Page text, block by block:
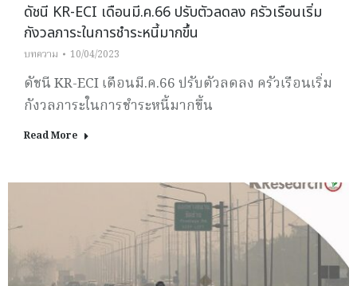
ดัชนี KR-ECI เดือนมี.ค.66 ปรับตัวลดลง ครัวเรือนเริ่ม
กังวลภาระในการชำระหนี้มากขึ้น
บทความ 10/04/2023
ดัชนี KR-ECI เดือนมี.ค.66 ปรับตัวลดลง ครัวเรือนเริ่ม
กังวลภาระในการชำระหนี้มากขึ้น
Read More